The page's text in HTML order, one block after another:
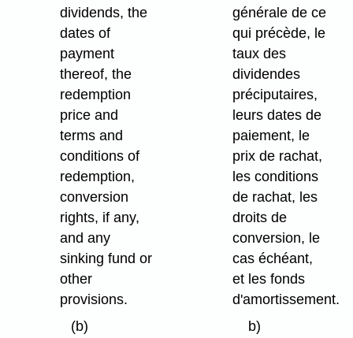
dividends, the
dates of
payment
thereof, the
redemption
price and
terms and
conditions of
redemption,
conversion
rights, if any,
and any
sinking fund or
other
provisions.
(b)
générale de ce
qui précède, le
taux des
dividendes
préciputaires,
leurs dates de
paiement, le
prix de rachat,
les conditions
de rachat, les
droits de
conversion, le
cas échéant,
et les fonds
d'amortissement.
b)